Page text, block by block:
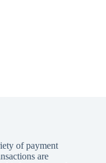
of payment
are